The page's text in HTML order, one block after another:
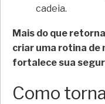
cadeia.
Mais do que
criar uma rotina
fortalece sua
Como